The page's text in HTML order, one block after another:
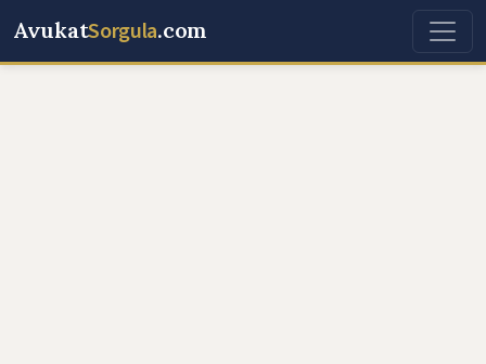
AvukatSorgula.com